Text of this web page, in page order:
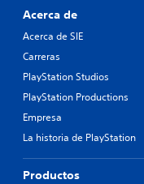
Acerca de
Acerca de SIE
Carreras
PlayStation Studios
PlayStation Productions
Empresa
La historia de PlayStation
Productos